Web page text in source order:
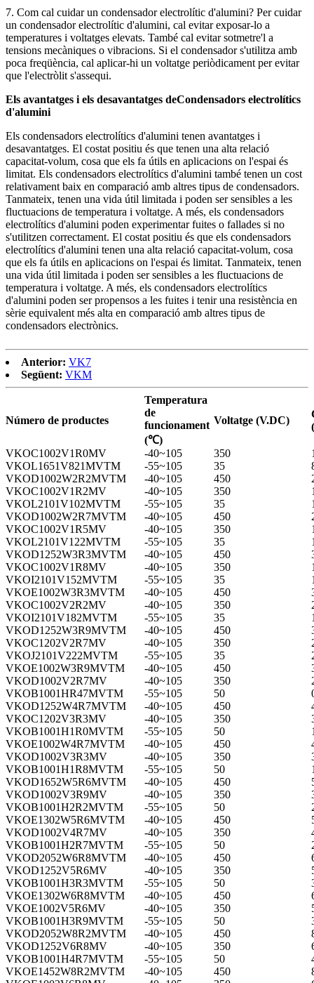
7. Com cal cuidar un condensador electrolític d'alumini? Per cuidar
un condensador electrolític d'alumini, cal evitar exposar-lo a
temperatures i voltatges elevats. També cal evitar sotmetre'l a
tensions mecàniques o vibracions. Si el condensador s'utilitza amb
poca freqüència, cal aplicar-hi un voltatge periòdicament per evitar
que l'electròlit s'assequi.
Els avantatges i els desavantatges deCondensadors electrolítics
d'alumini
Els condensadors electrolítics d'alumini tenen avantatges i
desavantatges. El costat positiu és que tenen una alta relació
capacitat-volum, cosa que els fa útils en aplicacions on l'espai és
limitat. Els condensadors electrolítics d'alumini també tenen un cost
relativament baix en comparació amb altres tipus de condensadors.
Tanmateix, tenen una vida útil limitada i poden ser sensibles a les
fluctuacions de temperatura i voltatge. A més, els condensadors
electrolítics d'alumini poden experimentar fuites o fallades si no
s'utilitzen correctament. El costat positiu és que els condensadors
electrolítics d'alumini tenen una alta relació capacitat-volum, cosa
que els fa útils en aplicacions on l'espai és limitat. Tanmateix, tenen
una vida útil limitada i poden ser sensibles a les fluctuacions de
temperatura i voltatge. A més, els condensadors electrolítics
d'alumini poden ser propensos a les fuites i tenir una resistència en
sèrie equivalent més alta en comparació amb altres tipus de
condensadors electrònics.
Anterior: VK7
Següent: VKM
Número de productes
Temperatura
de
funcionament
(℃)
Voltatge (V.DC)
VKOC1002V1R0MV -40~105 350
VKOL1651V821MVTM
-55~105 35
VKOD1002W2R2MVTM
-40~105 450
VKOC1002V1R2MV
-40~105 350
VKOL2101V102MVTM
-55~105 35
VKOD1002W2R7MVTM
-40~105 450
VKOC1002V1R5MV
-40~105 350
VKOL2101V122MVTM
-55~105 35
VKOD1252W3R3MVTM
-40~105 450
VKOC1002V1R8MV
-40~105 350
VKOI2101V152MVTM
-55~105 35
VKOE1002W3R3MVTM
-40~105 450
VKOC1002V2R2MV
-40~105 350
VKOI2101V182MVTM
-55~105 35
VKOD1252W3R9MVTM
-40~105 450
VKOC1202V2R7MV
-40~105 350
VKOJ2101V222MVTM
-55~105 35
VKOE1002W3R9MVTM
-40~105 450
VKOD1002V2R7MV
-40~105 350
VKOB1001HR47MVTM
-55~105 50
VKOD1252W4R7MVTM
-40~105 450
VKOC1202V3R3MV
-40~105 350
VKOB1001H1R0MVTM
-55~105 50
VKOE1002W4R7MVTM
-40~105 450
VKOD1002V3R3MV
-40~105 350
VKOB1001H1R8MVTM
-55~105 50
VKOD1652W5R6MVTM
-40~105 450
VKOD1002V3R9MV
-40~105 350
VKOB1001H2R2MVTM
-55~105 50
VKOE1302W5R6MVTM
-40~105 450
VKOD1002V4R7MV
-40~105 350
VKOB1001H2R7MVTM
-55~105 50
VKOD2052W6R8MVTM
-40~105 450
VKOD1252V5R6MV
-40~105 350
VKOB1001H3R3MVTM
-55~105 50
VKOE1302W6R8MVTM
-40~105 450
VKOE1002V5R6MV
-40~105 350
VKOB1001H3R9MVTM
-55~105 50
VKOD2052W8R2MVTM
-40~105 450
VKOD1252V6R8MV
-40~105 350
VKOB1001H4R7MVTM
-55~105 50
VKOE1452W8R2MVTM
-40~105 450